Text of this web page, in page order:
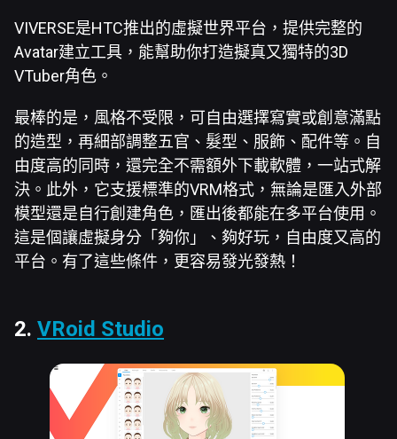
VIVERSE是HTC推出的虛擬世界平台，提供完整的
Avatar建立工具，能幫助你打造擬真又獨特的3D
VTuber角色。
最棒的是，風格不受限，可自由選擇寫實或創意滿點
的造型，再細部調整五官、髮型、服飾、配件等。自
由度高的同時，還完全不需額外下載軟體，一站式解
決。此外，它支援標準的VRM格式，無論是匯入外部
模型還是自行創建角色，匯出後都能在多平台使用。
這是個讓虛擬身分「夠你」、夠好玩，自由度又高的
平台。有了這些條件，更容易發光發熱！
2. VRoid Studio